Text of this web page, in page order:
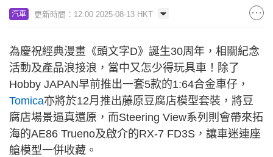
汽車 更新時間：12:00 2025-08-13 HKT
為慶祝經典漫畫《頭文字D》誕生30周年，相關紀念
活動及產品浪接浪，當中又怎少得玩具車！除了
Hobby JAPAN早前推出一套5款的1:64合金車仔，
Tomica亦將於12月推出藤原豆腐店模型套裝，將豆
腐店場景逼真還原，而Steering View系列則會帶來拓
海的AE86 Trueno及啟介的RX-7 FD3S，讓車迷連座
艙模型一併收藏。